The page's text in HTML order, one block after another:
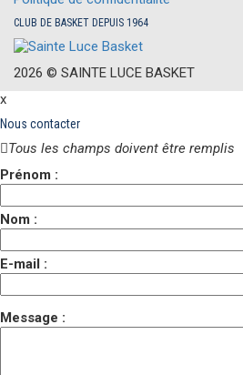
CLUB DE BASKET DEPUIS 1964
2026 © SAINTE LUCE BASKET
x
Nous contacter
Tous les champs doivent être remplis
Prénom :
Nom :
E-mail :
Message :